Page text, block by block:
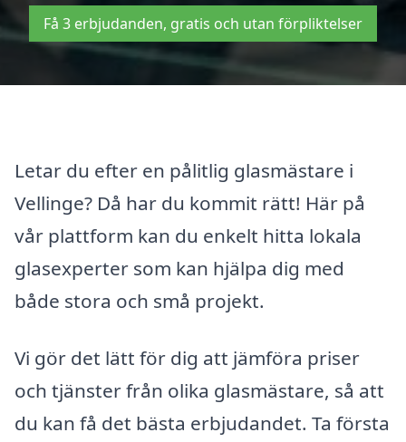
Få 3 erbjudanden, gratis och utan förpliktelser
Letar du efter en pålitlig glasmästare i
Vellinge? Då har du kommit rätt! Här på
vår plattform kan du enkelt hitta lokala
glasexperter som kan hjälpa dig med
både stora och små projekt.
Vi gör det lätt för dig att jämföra priser
och tjänster från olika glasmästare, så att
du kan få det bästa erbjudandet. Ta första